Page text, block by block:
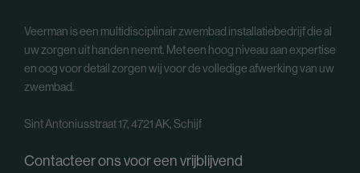
Veerman is een multidisciplinair zwembad installatiebedrijf die al
uw zorgen uit handen neemt. Met een hoog niveau aan expertise
en oog voor detail zorgen wij voor de volledige afwerking van uw
zwembad.
Sint Antoniusstraat 17, 4721 AK, Schijf
Contacteer ons voor een vrijblijvend